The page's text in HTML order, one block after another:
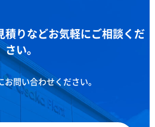
積りなどお気軽にご相談くだ
さい。
お問い合わせください。